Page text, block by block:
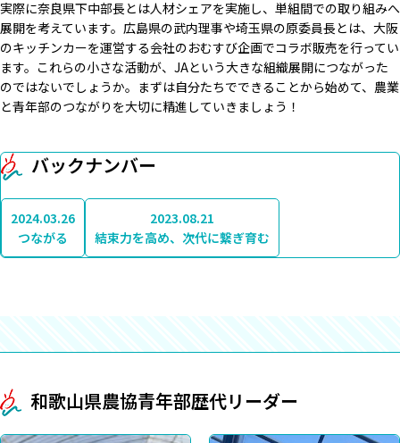
実際に奈良県下中部長とは人材シェアを実施し、単組間での取り組みへ
展開を考えています。広島県の武内理事や埼玉県の原委員長とは、大阪
のキッチンカーを運営する会社のおむすび企画でコラボ販売を行ってい
ます。これらの小さな活動が、JAという大きな組織展開につながった
のではないでしょうか。まずは自分たちでできることから始めて、農業
と青年部のつながりを大切に精進していきましょう！
バックナンバー
2024.03.26
つながる
2023.08.21
結束力を高め、次代に繋ぎ育む
和歌山県農協青年部歴代リーダー